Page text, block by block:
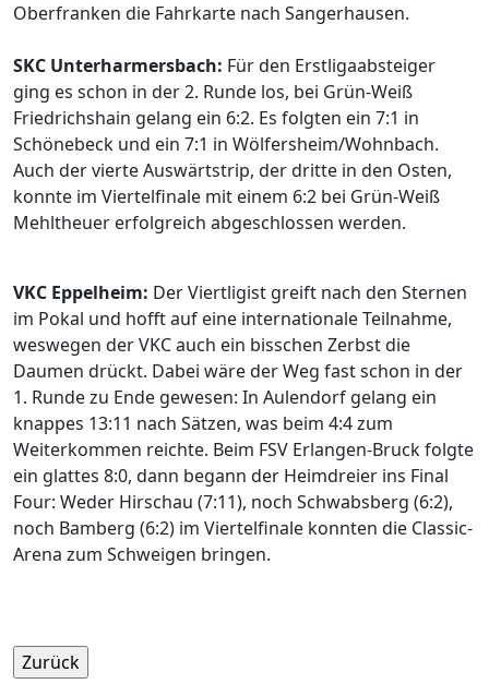
Oberfranken die Fahrkarte nach Sangerhausen.
SKC Unterharmersbach: Für den Erstligaabsteiger
ging es schon in der 2. Runde los, bei Grün-Weiß
Friedrichshain gelang ein 6:2. Es folgten ein 7:1 in
Schönebeck und ein 7:1 in Wölfersheim/Wohnbach.
Auch der vierte Auswärtstrip, der dritte in den Osten,
konnte im Viertelfinale mit einem 6:2 bei Grün-Weiß
Mehltheuer erfolgreich abgeschlossen werden.
VKC Eppelheim: Der Viertligist greift nach den Sternen
im Pokal und hofft auf eine internationale Teilnahme,
weswegen der VKC auch ein bisschen Zerbst die
Daumen drückt. Dabei wäre der Weg fast schon in der
1. Runde zu Ende gewesen: In Aulendorf gelang ein
knappes 13:11 nach Sätzen, was beim 4:4 zum
Weiterkommen reichte. Beim FSV Erlangen-Bruck folgte
ein glattes 8:0, dann begann der Heimdreier ins Final
Four: Weder Hirschau (7:11), noch Schwabsberg (6:2),
noch Bamberg (6:2) im Viertelfinale konnten die Classic-
Arena zum Schweigen bringen.